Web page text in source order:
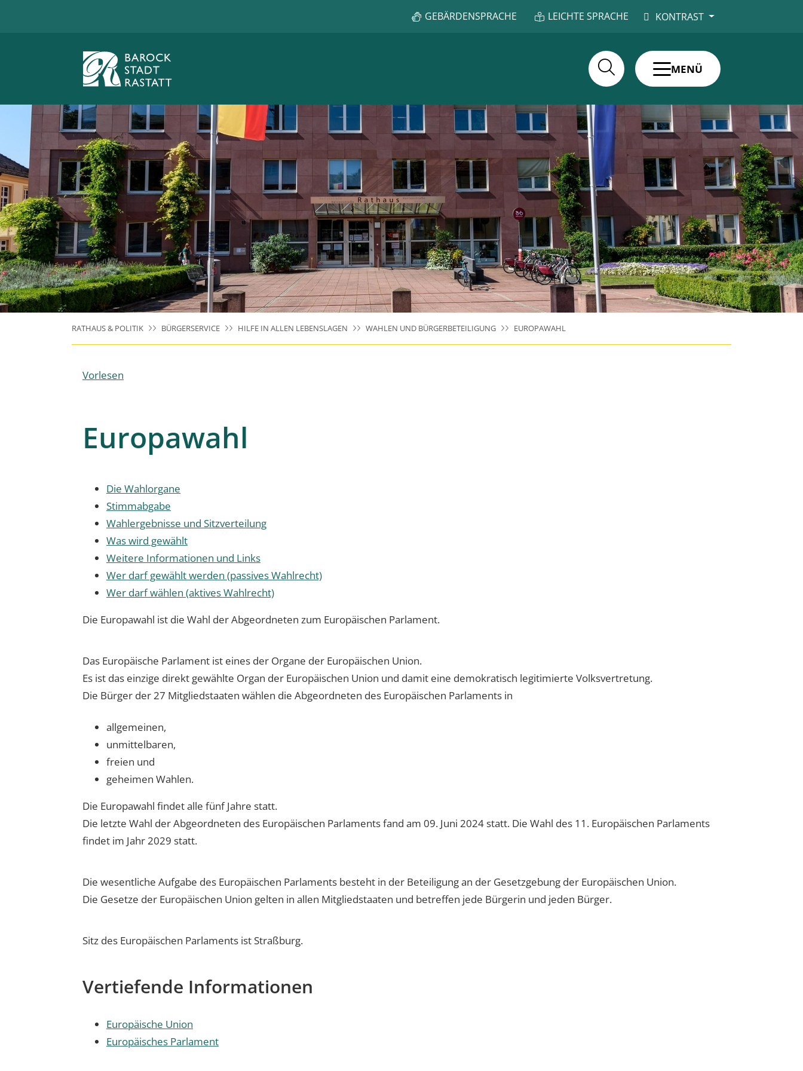
GEBÄRDENSPRACHE LEICHTE SPRACHE KONTRAST
MENÜ
RATHAUS & POLITIK BÜRGERSERVICE HILFE IN ALLEN LEBENSLAGEN WAHLEN UND BÜRGERBETEILIGUNG EUROPAWAHL
Vorlesen
Europawahl
Die Wahlorgane
Stimmabgabe
Wahlergebnisse und Sitzverteilung
Was wird gewählt
Weitere Informationen und Links
Wer darf gewählt werden (passives Wahlrecht)
Wer darf wählen (aktives Wahlrecht)
Die Europawahl ist die Wahl der Abgeordneten zum Europäischen Parlament.
Das Europäische Parlament ist eines der Organe der Europäischen Union.
Es ist das einzige direkt gewählte Organ der Europäischen Union und damit eine demokratisch legitimierte Volksvertretung.
Die Bürger der 27 Mitgliedstaaten wählen die Abgeordneten des Europäischen Parlaments in
allgemeinen,
unmittelbaren,
freien und
geheimen Wahlen.
Die Europawahl findet alle fünf Jahre statt.
Die letzte Wahl der Abgeordneten des Europäischen Parlaments fand am 09. Juni 2024 statt. Die Wahl des 11. Europäischen Parlaments
findet im Jahr 2029 statt.
Die wesentliche Aufgabe des Europäischen Parlaments besteht in der Beteiligung an der Gesetzgebung der Europäischen Union.
Die Gesetze der Europäischen Union gelten in allen Mitgliedstaaten und betreffen jede Bürgerin und jeden Bürger.
Sitz des Europäischen Parlaments ist Straßburg.
Vertiefende Informationen
Europäische Union
Europäisches Parlament